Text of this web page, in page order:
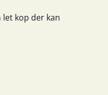
kop der kan